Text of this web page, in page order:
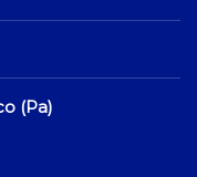
(Pa)